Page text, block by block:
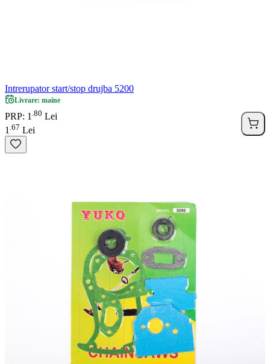
Intrerupator start/stop drujba 5200
Livrare: maine
PRP: 1 80 Lei
1 67 Lei